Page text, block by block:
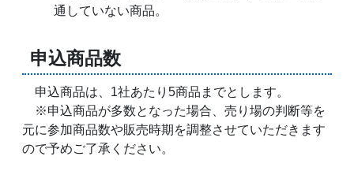
通していない商品。
申込商品数
申込商品は、1社あたり5商品までとします。
※申込商品が多数となった場合、売り場の判断等を
元に参加商品数や販売時期を調整させていただきます
ので予めご了承ください。